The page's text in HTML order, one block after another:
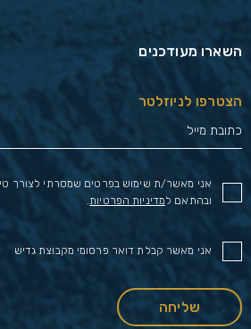
השארו מעודכנים
הצטרפו לניוזלטר
אני מאשר/ת שימוש בפרטים שמסרתי לצורך
ובהתאם למדיניות הפרטיות.
אני מאשר קבלת דואר פרסומי מקבוצת גדיש